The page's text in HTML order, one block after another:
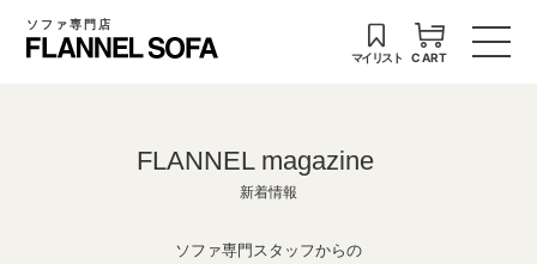
ソファ専門店
マイリスト CART
FLANNEL magazine
新着情報
ソファ専門スタッフからの